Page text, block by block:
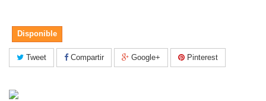
Disponible
Tweet Compartir Google+ Pinterest